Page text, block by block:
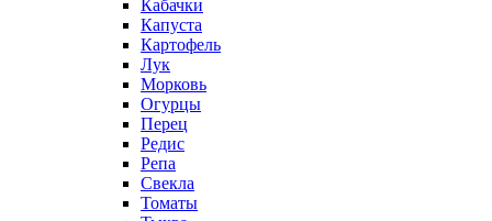
Кабачки
Капуста
Картофель
Лук
Морковь
Огурцы
Перец
Редис
Репа
Свекла
Томаты